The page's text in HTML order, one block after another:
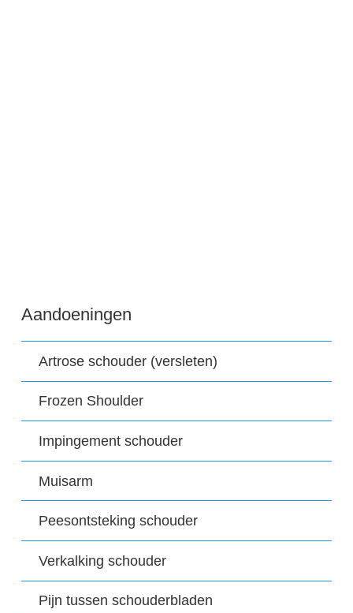
Aandoeningen
Artrose schouder (versleten)
Frozen Shoulder
Impingement schouder
Muisarm
Peesontsteking schouder
Verkalking schouder
Pijn tussen schouderbladen